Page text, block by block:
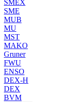
SMEX
SME
MUB
MU
MST
MAKO
Gruner
FWU
ENSO
DEX-H
DEX
BVM